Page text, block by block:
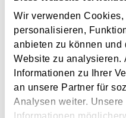
Wir verwenden
personalisieren,
anbieten zu können und
Website zu analysieren.
Informationen zu Ihrer
an unsere Partner für
Analysen weiter.
Informationen
Problemstellung und rechtlicher
sollen
im Zuge von Dienstreisen
die Unkenntnis über die
typischerweise stellt sich
Langtext
empfehlen